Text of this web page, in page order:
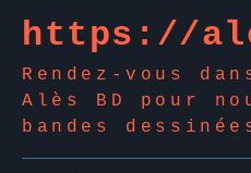
https://
Rendez-vous
Alès BD pour
bandes